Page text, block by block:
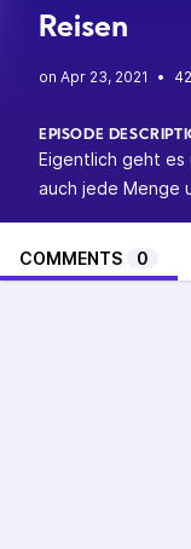
Reisen
•
EPISODE
Eigentlich geht es
auch jede Menge
COMMENTS 0